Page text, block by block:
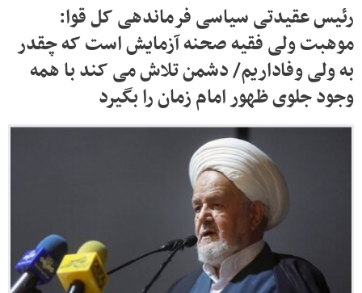
رئیس عقیدتی سیاسی فرماندهی کل قوا:
موهبت ولی فقیه صحنه آزمایش است که چقدر
به ولی وفاداریم/ دشمن تلاش می کند با همه
وجود جلوی ظهور امام زمان را بگیرد